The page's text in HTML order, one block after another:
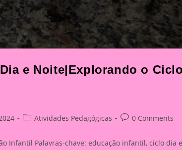
e Noite|Explorando o
PostAtividades Pedagógicas
Post0 Comments
Infantil Palavras-chave: educação infantil, ciclo dia